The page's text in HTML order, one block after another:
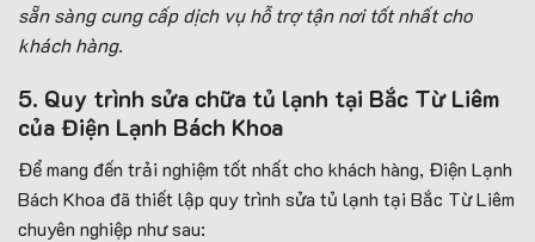
sẵn sàng cung cấp dịch vụ hỗ trợ tận nơi tốt nhất cho
khách hàng.
5. Quy trình sửa chữa tủ lạnh tại Bắc Từ Liêm
của Điện Lạnh Bách Khoa
Để mang đến trải nghiệm tốt nhất cho khách hàng, Điện Lạnh
Bách Khoa đã thiết lập quy trình sửa tủ lạnh tại Bắc Từ Liêm
chuyên nghiệp như sau: